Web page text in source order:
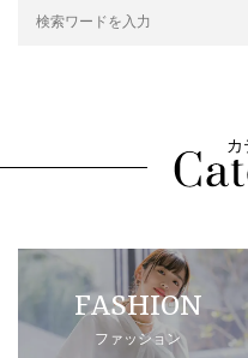
カ
FASHION
ファッション